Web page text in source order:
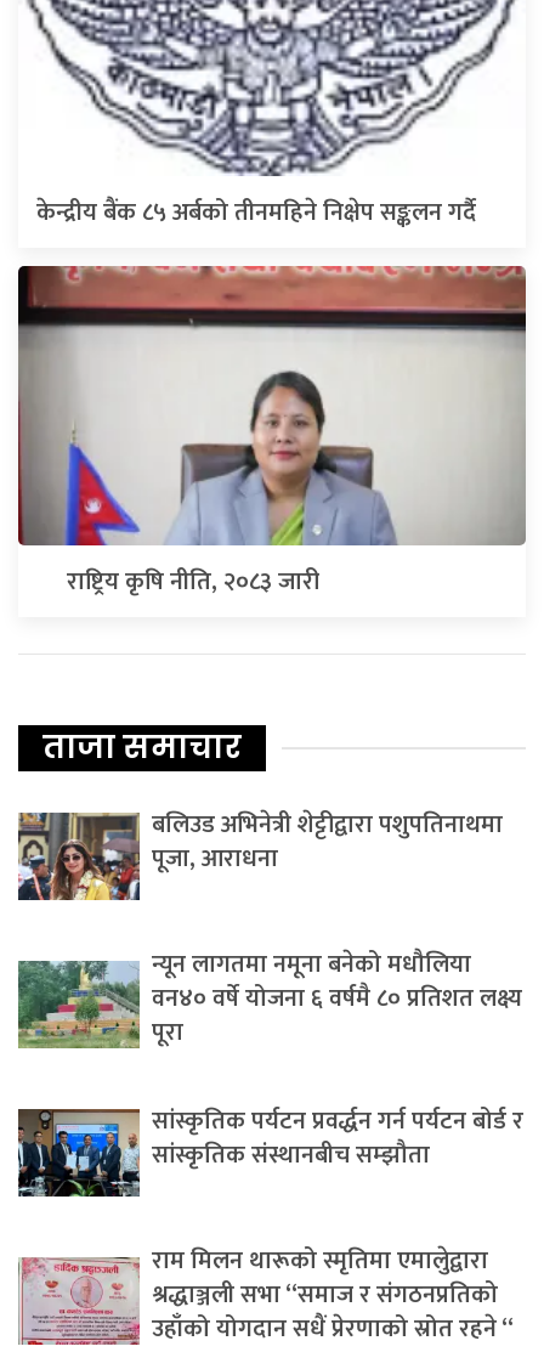
केन्द्रीय बैंक ८५ अर्बको तीनमहिने निक्षेप सङ्कलन गर्दै
राष्ट्रिय कृषि नीति, २०८३ जारी
ताजा समाचार
बलिउड अभिनेत्री शेट्टीद्वारा पशुपतिनाथमा
पूजा, आराधना
न्यून लागतमा नमूना बनेको मधौलिया
वन४० वर्षे योजना ६ वर्षमै ८० प्रतिशत लक्ष्य
पूरा
सांस्कृतिक पर्यटन प्रवर्द्धन गर्न पर्यटन बोर्ड र
सांस्कृतिक संस्थानबीच सम्झौता
राम मिलन थारूको स्मृतिमा एमालेुद्वारा
श्रद्धाञ्जली सभा “समाज र संगठनप्रतिको
उहाँको योगदान सधैं प्रेरणाको स्रोत रहने “